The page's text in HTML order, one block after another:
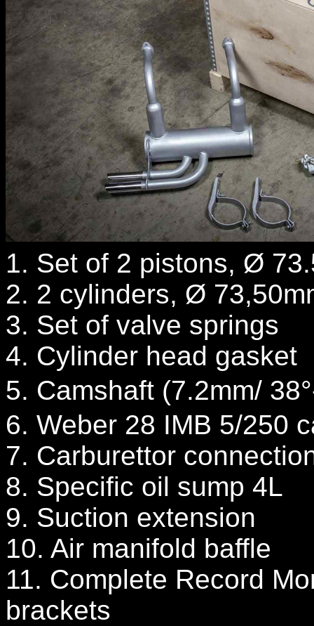
1. Set of 2 pistons, Ø
2. 2 cylinders, Ø
3. Set of valve springs
4. Cylinder head gasket
5. Camshaft (7.2mm/
6. Weber 28 IMB 5/250
7. Carburettor
8. Specific oil sump 4L
9. Suction extension
10. Air manifold baffle
11. Complete Record
brackets